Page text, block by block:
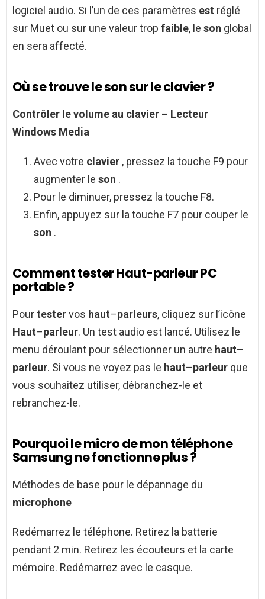
logiciel audio. Si l’un de ces paramètres est réglé
sur Muet ou sur une valeur trop faible, le son global
en sera affecté.
Où se trouve le son sur le clavier ?
Contrôler le volume au clavier – Lecteur
Windows Media
Avec votre clavier , pressez la touche F9 pour
augmenter le son .
Pour le diminuer, pressez la touche F8.
Enfin, appuyez sur la touche F7 pour couper le
son .
Comment tester Haut-parleur PC
portable ?
Pourtestervos haut–parleurs, cliquez sur l’icône
Haut–parleur. Un test audio est lancé. Utilisez le
menu déroulant pour sélectionner un autre haut–
parleur. Si vous ne voyez pas le haut–parleur que
vous souhaitez utiliser, débranchez-le et
rebranchez-le.
Pourquoi le micro de mon téléphone
Samsung ne fonctionne plus ?
Méthodes de base pour le dépannage du
microphone
Redémarrez le téléphone. Retirez la batterie
pendant 2 min. Retirez les écouteurs et la carte
mémoire. Redémarrez avec le casque.